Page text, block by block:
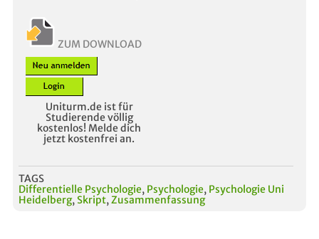
ZUM DOWNLOAD
Uniturm.de ist für
Studierende völlig
kostenlos! Melde dich
jetzt kostenfrei an.
TAGS
Differentielle Psychologie, Psychologie, Psychologie Uni
Heidelberg, Skript, Zusammenfassung